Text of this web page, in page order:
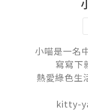
小喵是一名
寫寫下
熱愛綠色生
kitty-